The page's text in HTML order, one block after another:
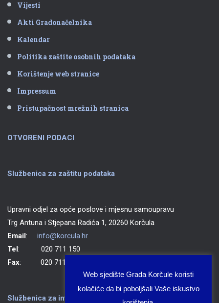
Vijesti
Akti Gradonačelnika
Kalendar
Politika zaštite osobnih podataka
Korištenje web stranice
Impressum
Pristupačnost mrežnih stranica
OTVORENI PODACI
Službenica za zaštitu podataka
Upravni odjel za opće poslove i mjesnu samoupravu
Trg Antuna i Stjepana Radića 1, 20260 Korčula
Email: info@korcula.hr
Tel: 020 711 150
Fax: 020 711 702
Službenica za informiranje Grada Korčule
Web sjedište Grada Korčule koristi
kolačiće da bi poboljšali Vaše iskustvo